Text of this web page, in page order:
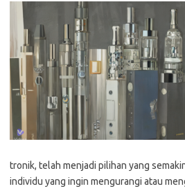
tronik, telah menjadi pilihan yang
individu yang ingin mengurangi atau